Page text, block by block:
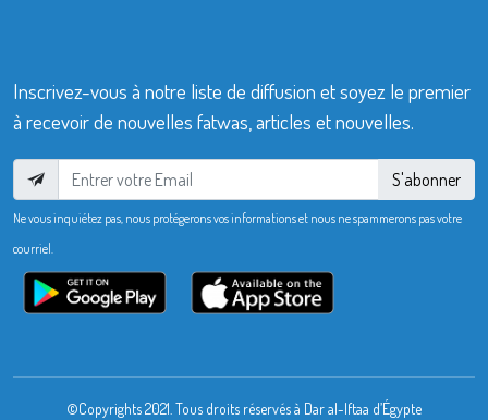
Inscrivez-vous à notre liste de diffusion et soyez le premier
à recevoir de nouvelles fatwas, articles et nouvelles.
S'abonner
Ne vous inquiétez pas, nous protégerons vos informations et nous ne spammerons pas votre
courriel.
©Copyrights 2021. Tous droits réservés à Dar al-Iftaa d’Égypte